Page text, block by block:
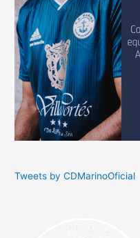
Tweets by CDMarinoOficial